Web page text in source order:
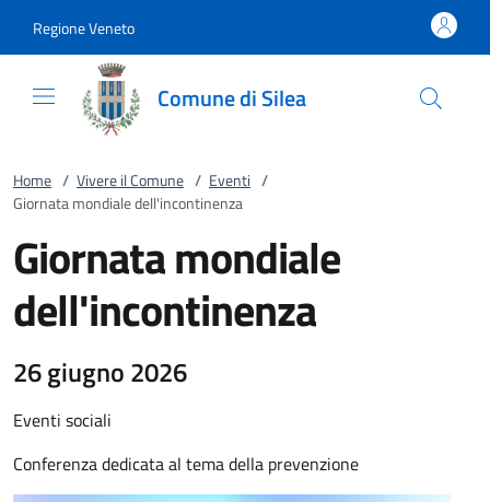
Regione Veneto
Comune di Silea
Home / Vivere il Comune / Eventi /
Giornata mondiale dell'incontinenza
Giornata mondiale
dell'incontinenza
26 giugno 2026
Eventi sociali
Conferenza dedicata al tema della prevenzione